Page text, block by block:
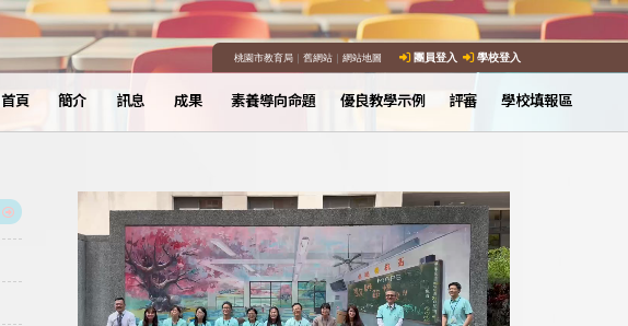
桃園市教育局｜ 舊網站｜ 網站地圖 團員登入 學校登入
首頁 簡介 訊息 成果 素養導向命題 優良教學示例 評審 學校填報區